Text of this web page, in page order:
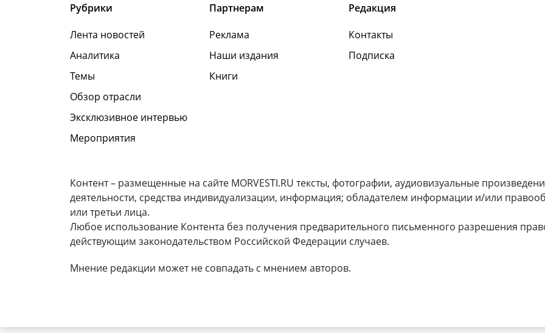
Рубрики
Лента новостей
Аналитика
Темы
Обзор отрасли
Эксклюзивное интервью
Мероприятия
Партнерам
Реклама
Наши издания
Книги
Редакция
Контакты
Подписка
Контент – размещенные на сайте MORVESTI.RU тексты, фотографии, аудиовизуальные
деятельности, средства индивидуализации, информация; обладателем информации и/или
или третьи лица.
Любое использование Контента без получения предварительного письменного разрешения
действующим законодательством Российской Федерации случаев.
Мнение редакции может не совпадать с мнением авторов.